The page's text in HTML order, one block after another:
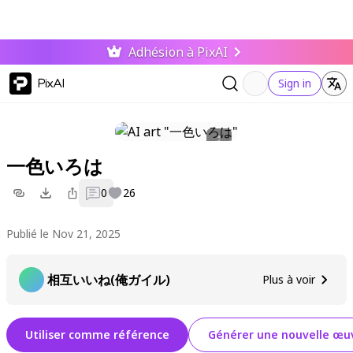
Adhésion à PixAI
PixAI Sign in
一色いろは
0 26
Publié le Nov 21, 2025
相互いいね(俺ガイル) Plus à voir
Utiliser comme référence Générer une nouvelle